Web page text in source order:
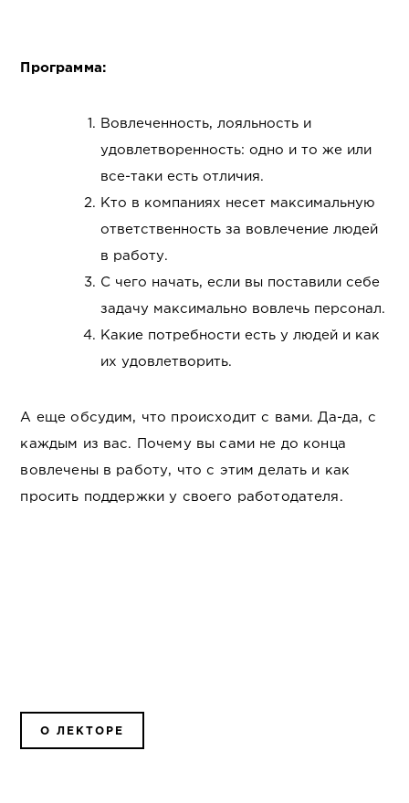
Программа:
Вовлеченность, лояльность и
удовлетворенность: одно и то же или
все-таки есть отличия.
Кто в компаниях несет максимальную
ответственность за вовлечение людей
в работу.
С чего начать, если вы поставили себе
задачу максимально вовлечь персонал.
Какие потребности есть у людей и как
их удовлетворить.
А еще обсудим, что происходит с вами. Да-да, с
каждым из вас. Почему вы сами не до конца
вовлечены в работу, что с этим делать и как
просить поддержки у своего работодателя.
О ЛЕКТОРЕ